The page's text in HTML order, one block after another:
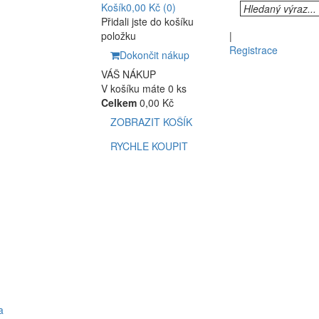
Košík0,00 Kč (0)
Přidali jste do košíku
položku
Dokončit nákup
VÁŠ NÁKUP
V košíku máte 0 ks
Celkem 0,00 Kč
ZOBRAZIT KOŠÍK
RYCHLE KOUPIT
|
Registrace